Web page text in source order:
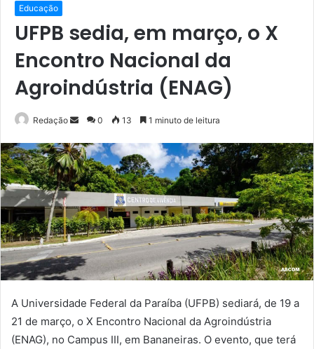
Educação
UFPB sedia, em março, o X
Encontro Nacional da
Agroindústria (ENAG)
Redação
Mande
e-
mail
0 13 1 minuto de leitura
A Universidade Federal da Paraíba (UFPB) sediará, de 19 a
21 de março, o X Encontro Nacional da Agroindústria
(ENAG), no Campus III, em Bananeiras. O evento, que terá